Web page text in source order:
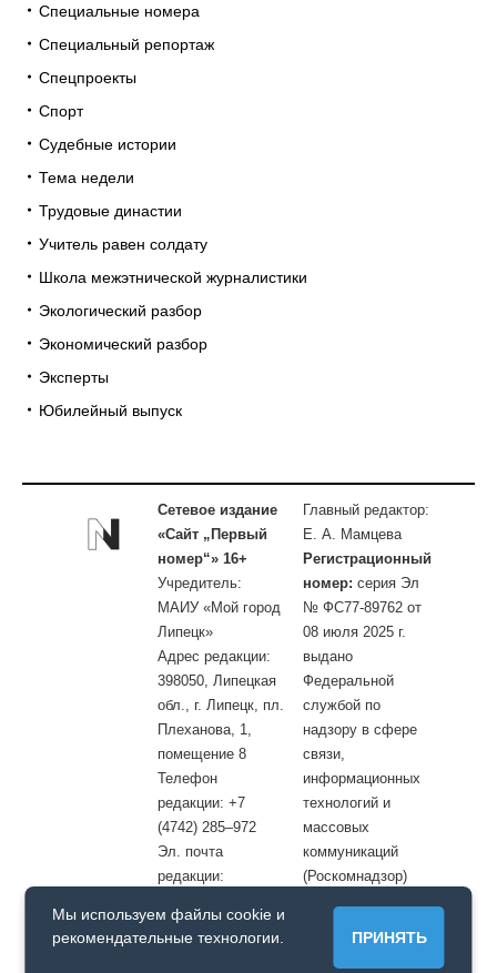
Мы используем файлы cookie и
рекомендательные технологии.
ПРИНЯТЬ
Специальные номера
Специальный репортаж
Спецпроекты
Спорт
Судебные истории
Тема недели
Трудовые династии
Учитель равен солдату
Школа межэтнической журналистики
Экологический разбор
Экономический разбор
Эксперты
Юбилейный выпуск
Сетевое издание
«Сайт „Первый
номер“» 16+
Учредитель:
МАИУ «Мой город
Липецк»
Адрес редакции:
398050, Липецкая
обл., г. Липецк, пл.
Плеханова, 1,
помещение 8
Телефон
редакции: +7
(4742) 285–972
Эл. почта
редакции:
Главный редактор:
Е. А. Мамцева
Регистрационный
номер: серия Эл
№ ФС77-89762 от
08 июля 2025 г.
выдано
Федеральной
службой по
надзору в сфере
связи,
информационных
технологий и
массовых
коммуникаций
(Роскомнадзор)
Первый номер © / Допускается цитирование материалов с